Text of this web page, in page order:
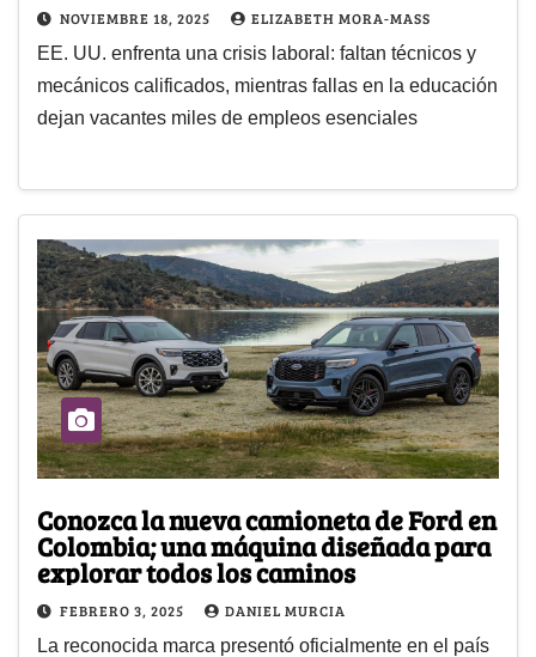
NOVIEMBRE 18, 2025 ELIZABETH MORA-MASS
EE. UU. enfrenta una crisis laboral: faltan técnicos y
mecánicos calificados, mientras fallas en la educación
dejan vacantes miles de empleos esenciales
Conozca la nueva camioneta de Ford en
Colombia; una máquina diseñada para
explorar todos los caminos
FEBRERO 3, 2025 DANIEL MURCIA
La reconocida marca presentó oficialmente en el país